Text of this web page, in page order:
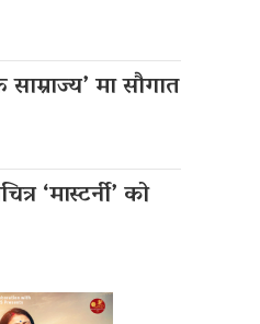
मा सौगात
‘मास्टर्नी’ को